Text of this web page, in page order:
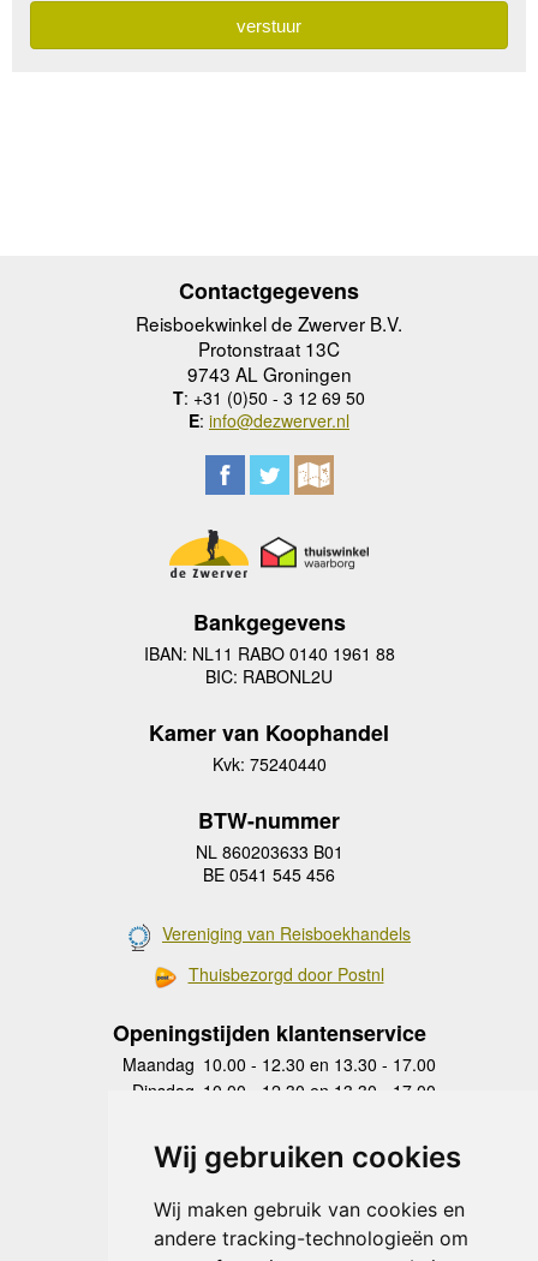
Wij gebruiken cookies
Wij maken gebruik van cookies en
andere tracking-technologieën om
Contactgegevens
Reisboekwinkel de Zwerver B.V.
Protonstraat 13C
9743 AL Groningen
T: +31 (0)50 - 3 12 69 50
E: info@dezwerver.nl
Bankgegevens
IBAN: NL11 RABO 0140 1961 88
BIC: RABONL2U
Kamer van Koophandel
Kvk: 75240440
BTW-nummer
NL 860203633 B01
BE 0541 545 456
Vereniging van Reisboekhandels
Thuisbezorgd door Postnl
Openingstijden klantenservice
Maandag 10.00 - 12.30 en 13.30 - 17.00
Dinsdag 10.00 - 12.30 en 13.30 - 17.00
Donderdag
10.00 - 12.30 en 13.30 - 17.00
Vrijdag 10.00 - 12.30 en 13.30 - 17.00
Zaterdag
gesloten
Zondag gesloten